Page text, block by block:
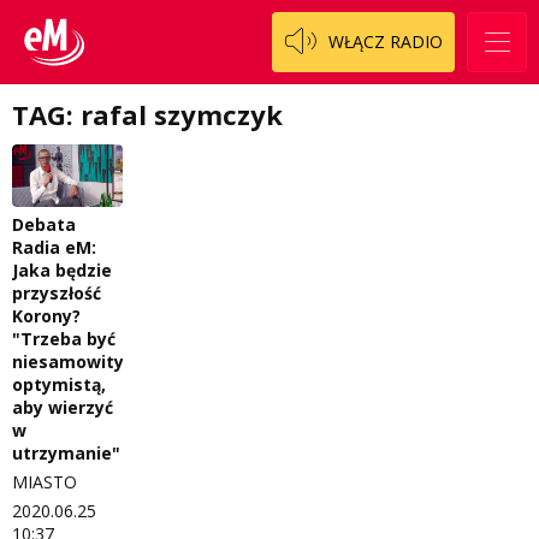
WŁĄCZ RADIO
Włoszczowski
Cały ten sport
Dzieciaki Cudaki
Fascynująca nauka
Historia na fali
Modna kultura
OdNowa
Pacjent, którego nie zapomnę
Pasjonaci
Piąta strona świata
Prawdę mówiąc
Słowo Dnia
Koncert życzeń
Kontakt
O nas
Regulamin programu Patron
Zespół
Logo do pobrania
Regulamin konkursów
Regulamin przesyłania materiałów
Regulamin sklepu internetowego
Regulamin darowizn
TAG: rafal szymczyk
Debata
Radia eM:
Jaka będzie
przyszłość
Korony?
"Trzeba być
niesamowitym
optymistą,
aby wierzyć
w
utrzymanie"
MIASTO
2020.06.25
10:37